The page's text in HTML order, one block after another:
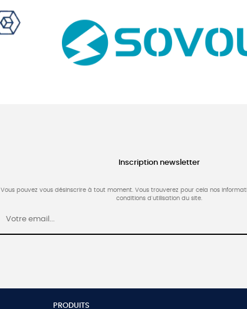
Inscription newsletter
Vous pouvez vous désinscrire à tout moment. Vous trouverez pour cela nos
conditions d'utilisation du site.
PRODUITS